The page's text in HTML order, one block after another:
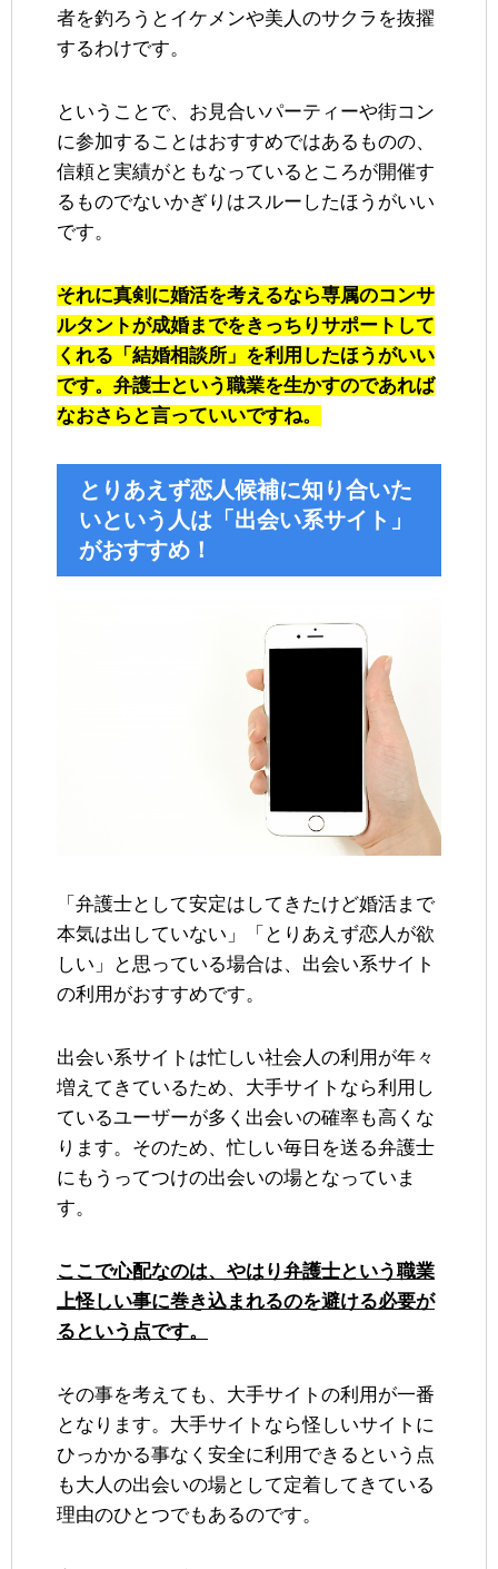
者を釣ろうとイケメンや美人のサクラを抜擢
するわけです。
ということで、お見合いパーティーや街コン
に参加することはおすすめではあるものの、
信頼と実績がともなっているところが開催す
るものでないかぎりはスルーしたほうがいい
です。
それに真剣に婚活を考えるなら専属のコンサ
ルタントが成婚までをきっちりサポートして
くれる「結婚相談所」を利用したほうがいい
です。弁護士という職業を生かすのであれば
なおさらと言っていいですね。
とりあえず恋人候補に知り合いた
いという人は「出会い系サイト」
がおすすめ！
「弁護士として安定はしてきたけど婚活まで
本気は出していない」「とりあえず恋人が欲
しい」と思っている場合は、出会い系サイト
の利用がおすすめです。
出会い系サイトは忙しい社会人の利用が年々
増えてきているため、大手サイトなら利用し
ているユーザーが多く出会いの確率も高くな
ります。そのため、忙しい毎日を送る弁護士
にもうってつけの出会いの場となっていま
す。
ここで心配なのは、やはり弁護士という職業
上怪しい事に巻き込まれるのを避ける必要が
るという点です。
その事を考えても、大手サイトの利用が一番
となります。大手サイトなら怪しいサイトに
ひっかかる事なく安全に利用できるという点
も大人の出会いの場として定着してきている
理由のひとつでもあるのです。